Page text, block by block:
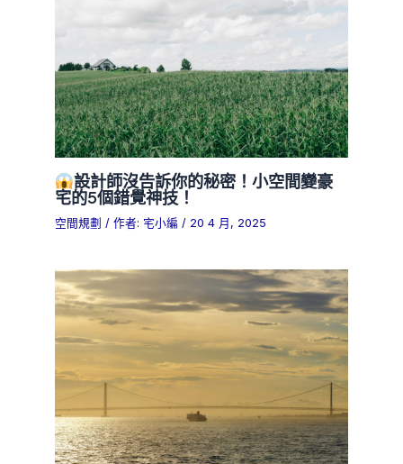
設計師沒告訴你的秘密！小空間變豪
宅的5個錯覺神技！
空間規劃 / 作者: 宅小編/ 20 4 月, 2025